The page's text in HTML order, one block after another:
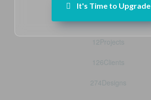
It's Time to Upgrade
12Projects
126Clients
274Designs